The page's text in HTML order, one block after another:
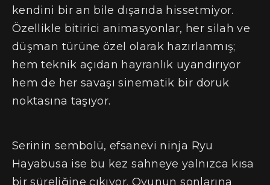
kendini bir an bile dışarıda hissetmiyor.
Özellikle bitirici animasyonlar, her silah ve
düşman türüne özel olarak hazırlanmış;
hem teknik açıdan hayranlık uyandırıyor
hem de her savaşı sinematik bir doruk
noktasına taşıyor.
Serinin sembolü, efsanevi ninja Ryu
Hayabusa ise bu kez sahneye yalnızca kısa
bir süreliğine çıkıyor. Oyunun sonlarına